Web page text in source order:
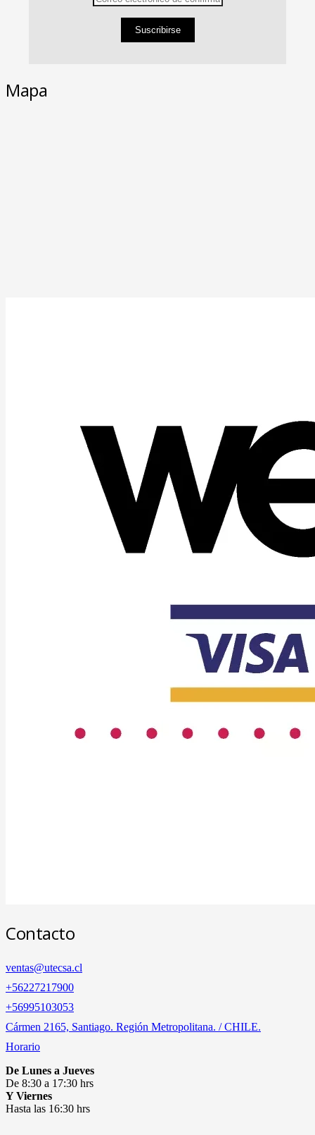
Suscribirse
Mapa
Contacto
ventas@utecsa.cl
+56227217900
‎+56995103053
Cármen 2165, Santiago. Región Metropolitana. / CHILE.
Horario
De Lunes a Jueves
De 8:30 a 17:30 hrs
Y Viernes
Hasta las 16:30 hrs